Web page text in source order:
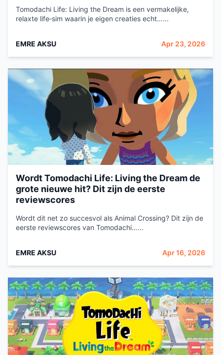
Tomodachi Life: Living the Dream is een vermakelijke,
relaxte life‑sim waarin je eigen creaties echt…...
EMRE AKSU Apr 23, 2026
Wordt Tomodachi Life: Living the Dream de
grote nieuwe hit? Dit zijn de eerste
reviewscores
Wordt dit net zo succesvol als Animal Crossing? Dit zijn de
eerste reviewscores van Tomodachi…...
EMRE AKSU Apr 16, 2026